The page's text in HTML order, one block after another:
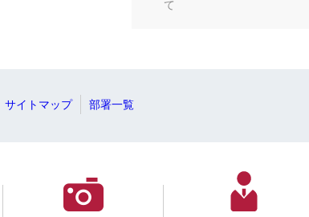
て
サイトマップ 部署一覧